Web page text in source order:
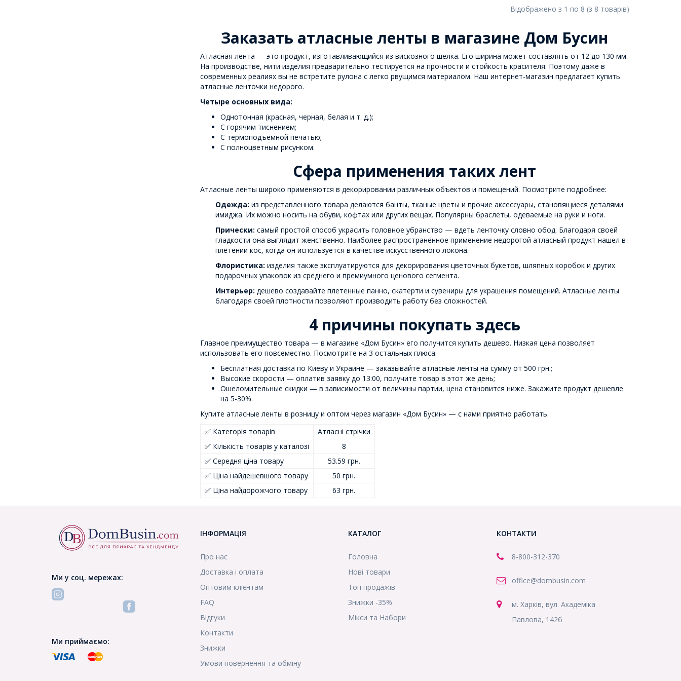
Відображено з 1 по 8 (з 8 товарів)
Заказать атласные ленты в магазине Дом Бусин
Атласная лента — это продукт, изготавливающийся из вискозного шелка. Его ширина может составлять от 12 до 130 мм.
На производстве, нити изделия предварительно тестируется на прочности и стойкость красителя. Поэтому даже в
современных реалиях вы не встретите рулона с легко рвущимся материалом. Наш интернет-магазин предлагает купить
атласные ленточки недорого.
Четыре основных вида:
Однотонная (красная, черная, белая и т. д.);
С горячим тиснением;
С термоподъемной печатью;
С полноцветным рисунком.
Сфера применения таких лент
Атласные ленты широко применяются в декорировании различных объектов и помещений. Посмотрите подробнее:
Одежда: из представленного товара делаются банты, тканые цветы и прочие аксессуары, становящиеся деталями
имиджа. Их можно носить на обуви, кофтах или других вещах. Популярны браслеты, одеваемые на руки и ноги.
Прически: самый простой способ украсить головное убранство — вдеть ленточку словно обод. Благодаря своей
гладкости она выглядит женственно. Наиболее распространённое применение недорогой атласный продукт нашел в
плетении кос, когда он используется в качестве искусственного локона.
Флористика: изделия также эксплуатируются для декорирования цветочных букетов, шляпных коробок и других
подарочных упаковок из среднего и премиумного ценового сегмента.
Интерьер: дешево создавайте плетенные панно, скатерти и сувениры для украшения помещений. Атласные ленты
благодаря своей плотности позволяют производить работу без сложностей.
4 причины покупать здесь
Главное преимущество товара — в магазине «Дом Бусин» его получится купить дешево. Низкая цена позволяет
использовать его повсеместно. Посмотрите на 3 остальных плюса:
Бесплатная доставка по Киеву и Украине — заказывайте атласные ленты на сумму от 500 грн.;
Высокие скорости — оплатив заявку до 13:00, получите товар в этот же день;
Ошеломительные скидки — в зависимости от величины партии, цена становится ниже. Закажите продукт дешевле
на 5-30%.
Купите атласные ленты в розницу и оптом через магазин «Дом Бусин» — с нами приятно работать.
✅ Категорія товарів
Атласні стрічки
✅ Кількість товарів у каталозі
8
✅ Середня ціна товару
53.59 грн.
✅ Ціна найдешевшого товару
50 грн.
✅ Ціна найдорожчого товару
63 грн.
Ми у соц. мережах:
Ми приймаємо:
ІНФОРМАЦІЯ
Про нас
Доставка і оплата
Оптовим клієнтам
FAQ
Відгуки
Контакти
Знижки
Умови повернення та обміну
КАТАЛОГ
Головна
Нові товари
Топ продажів
Знижки -35%
Мікси та Набори
КОНТАКТИ
8-800-312-370
office@dombusin.com
м. Харків, вул. Академіка
Павлова, 142б